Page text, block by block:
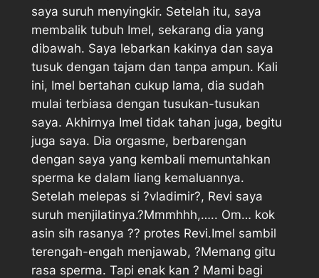
saya suruh menyingkir. Setelah itu, saya
membalik tubuh Imel, sekarang dia yang
dibawah. Saya lebarkan kakinya dan saya
tusuk dengan tajam dan tanpa ampun. Kali
ini, Imel bertahan cukup lama, dia sudah
mulai terbiasa dengan tusukan-tusukan
saya. Akhirnya Imel tidak tahan juga, begitu
juga saya. Dia orgasme, berbarengan
dengan saya yang kembali memuntahkan
sperma ke dalam liang kemaluannya.
Setelah melepas si ?vladimir?, Revi saya
suruh menjilatinya.?Mmmhhh,….. Om… kok
asin sih rasanya ?? protes Revi.Imel sambil
terengah-engah menjawab, ?Memang gitu
rasa sperma. Tapi enak kan ? Mami bagi